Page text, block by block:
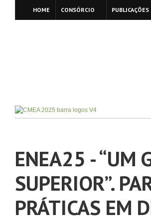
HOME CONSÓRCIO PUBLICAÇÕES
ENEA25 - “UM
SUPERIOR”.
PRÁTICAS EM